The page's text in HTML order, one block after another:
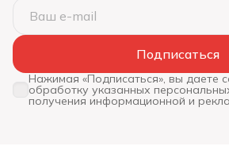
Подписаться
Нажимая «Подписаться», вы даете
обработку указанных
получения информационной и